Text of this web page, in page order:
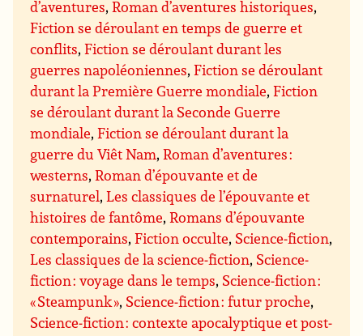
d’aventures,Roman d’aventures historiques,
Fiction se déroulant en temps de guerre et
conflits,Fiction se déroulant durant les
guerres napoléoniennes,Fiction se déroulant
durant la Première Guerre mondiale,Fiction
se déroulant durant la Seconde Guerre
mondiale,Fiction se déroulant durant la
guerre du Viêt Nam,Roman d’aventures :
westerns,Roman d’épouvante et de
surnaturel,Les classiques de l’épouvante et
histoires de fantôme,Romans d’épouvante
contemporains,Fiction occulte, Science-fiction,
Les classiques de la science-fiction, Science-
fiction : voyage dans le temps, Science-fiction :
« Steampunk », Science-fiction : futur proche,
Science-fiction : contexte apocalyptique et post-